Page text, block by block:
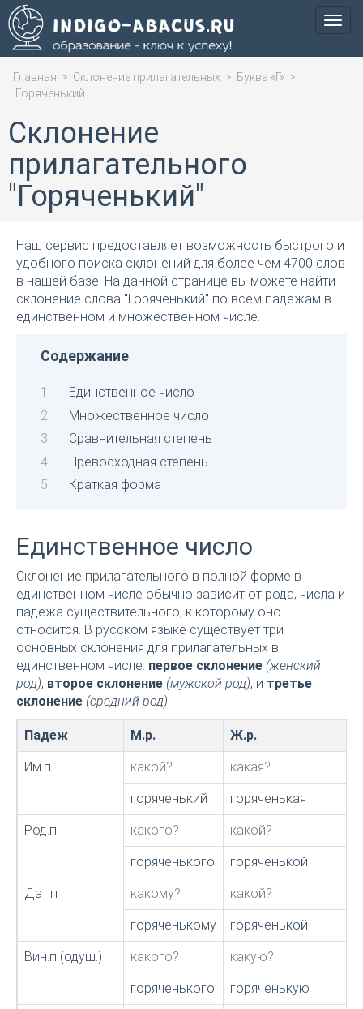
Меню
Главная > Склонение прилагательных > Буква «Г» >
Горяченький
Склонение
прилагательного
"Горяченький"
Наш сервис предоставляет возможность быстрого и
удобного поиска склонений для более чем 4700 слов
в нашей базе. На данной странице вы можете найти
склонение слова "Горяченький" по всем падежам в
единственном и множественном числе.
Содержание
Единственное число
Множественное число
Сравнительная степень
Превосходная степень
Краткая форма
Единственное число
Склонение прилагательного в полной форме в
единственном числе обычно зависит от рода, числа и
падежа существительного, к которому оно
относится. В русском языке существует три
основных склонения для прилагательных в
единственном числе: первое склонение (женский
род), второе склонение (мужской род), и третье
склонение (средний род).
Падеж М.р. Ж.р.
Им.п какой? какая?
горяченький горяченькая
Род.п какого? какой?
горяченького горяченькой
Дат.п какому? какой?
горяченькому горяченькой
Вин.п (одуш.) какого? какую?
горяченького горяченькую